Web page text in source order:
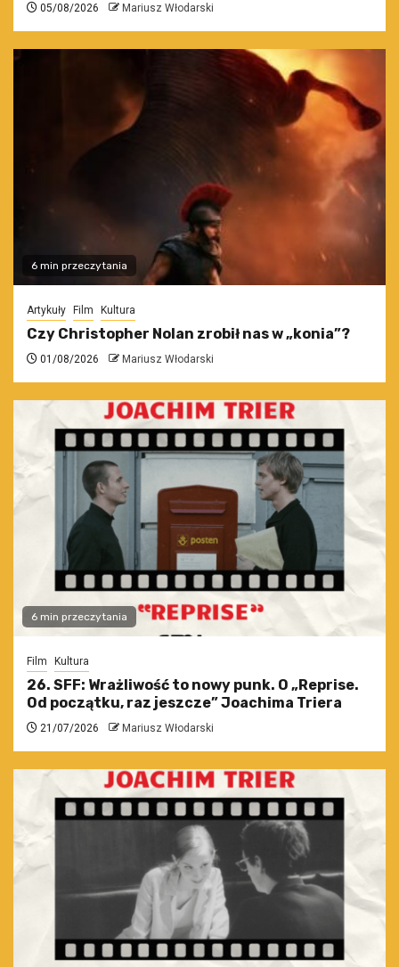
05/08/2026 Mariusz Włodarski
6 min przeczytania
Artykuły Film Kultura
Czy Christopher Nolan zrobił nas w „konia”?
01/08/2026 Mariusz Włodarski
6 min przeczytania
Film Kultura
26. SFF: Wrażliwość to nowy punk. O „Reprise.
Od początku, raz jeszcze” Joachima Triera
21/07/2026 Mariusz Włodarski